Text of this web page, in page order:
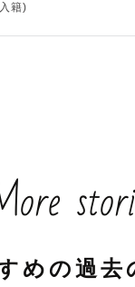
た🦉
ます。
籍)
めの過去